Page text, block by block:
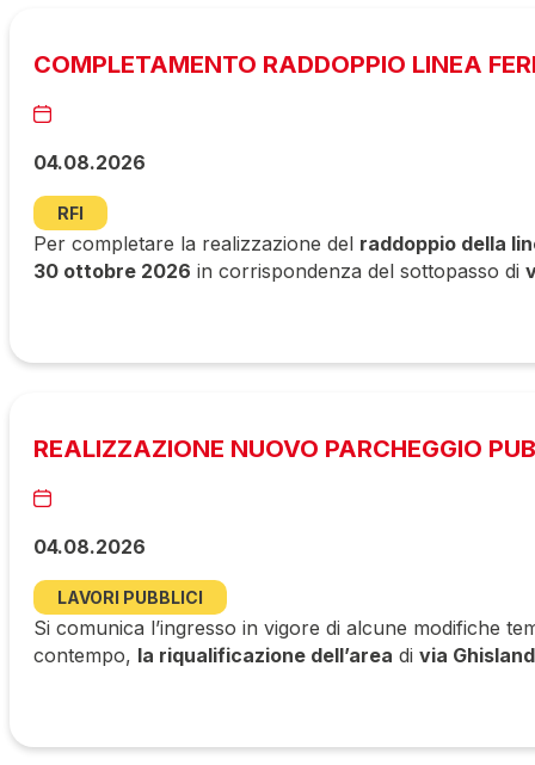
COMPLETAMENTO RADDOPPIO LINEA
04.08.2026
RFI
Per completare la realizzazione del raddoppio della
30 ottobre 2026 in corrispondenza del sottopasso di
REALIZZAZIONE NUOVO PARCHEGGIO
04.08.2026
LAVORI PUBBLICI
Si comunica l’ingresso in vigore di alcune modifiche
contempo, la riqualificazione dell’area di via